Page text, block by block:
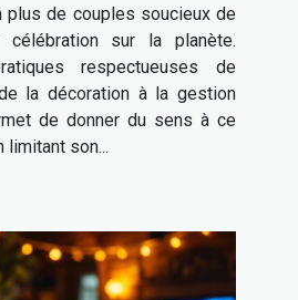
plus de couples soucieux de
célébration sur la planète.
respectueuses de
de la décoration à la gestion
de donner du sens à ce
limitant son...